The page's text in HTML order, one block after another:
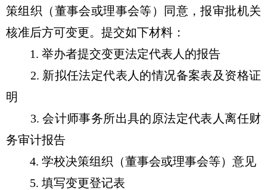
策组织（董事会或理事会等）同意，报审批机关
核准后方可变更。提交如下材料：
1. 举办者提交变更法定代表人的报告
2. 新拟任法定代表人的情况备案表及资格证
明
3. 会计师事务所出具的原法定代表人离任财
务审计报告
4. 学校决策组织（董事会或理事会等）意见
5. 填写变更登记表